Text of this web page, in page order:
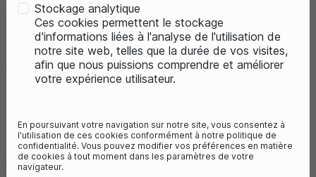
Stockage analytique
Ces cookies permettent le stockage
d'informations liées à l'analyse de l'utilisation de
notre site web, telles que la durée de vos visites,
afin que nous puissions comprendre et améliorer
votre expérience utilisateur.
En poursuivant votre navigation sur notre site, vous consentez à
l'utilisation de ces cookies conformément à notre politique de
confidentialité. Vous pouvez modifier vos préférences en matière
de cookies à tout moment dans les paramètres de votre
navigateur.
SHIMANO PAIRE DE GALET DE
DERAILLEUR 9-10V RD-M593
Référence : Y5XU98030
En stock